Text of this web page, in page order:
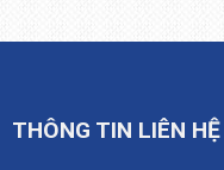
THÔNG TIN LIÊN HỆ